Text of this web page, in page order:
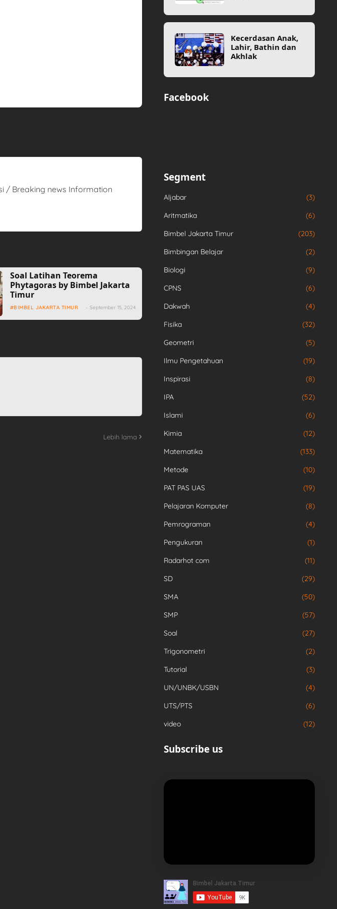
/ Breaking news Information
Soal Latihan Teorema
Phytagoras by Bimbel Jakarta
Timur
BIMBEL JAKARTA TIMUR - September 15, 2024
Lebih lama
Kecerdasan Anak,
Lahir, Bathin dan
Akhlak
Facebook
Segment
Aljabar
(3)
Aritmatika
(6)
Bimbel Jakarta Timur
(203)
Bimbingan Belajar
(2)
Biologi
(9)
CPNS
(6)
Dakwah
(4)
Fisika
(32)
Geometri
(5)
Ilmu Pengetahuan
(19)
Inspirasi
(8)
IPA
(52)
Islami
(6)
Kimia
(12)
Matematika
(133)
Metode
(10)
PAT PAS UAS
(19)
Pelajaran Komputer
(8)
Pemrograman
(4)
Pengukuran
(1)
Radarhot com
(11)
SD
(29)
SMA
(50)
SMP
(57)
Soal
(27)
Trigonometri
(2)
Tutorial
(3)
UN/UNBK/USBN
(4)
UTS/PTS
(6)
video
(12)
Subscribe us